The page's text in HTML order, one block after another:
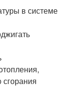
в системе
сгорания